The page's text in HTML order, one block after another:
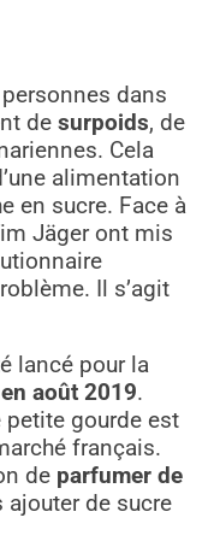
dans
de surpoids, de
Cela
alimentation
en sucre. Face à
Jäger ont mis
Il s’agit
lancé pour la
en août 2019.
petite gourde est
français.
de parfumer de
de sucre